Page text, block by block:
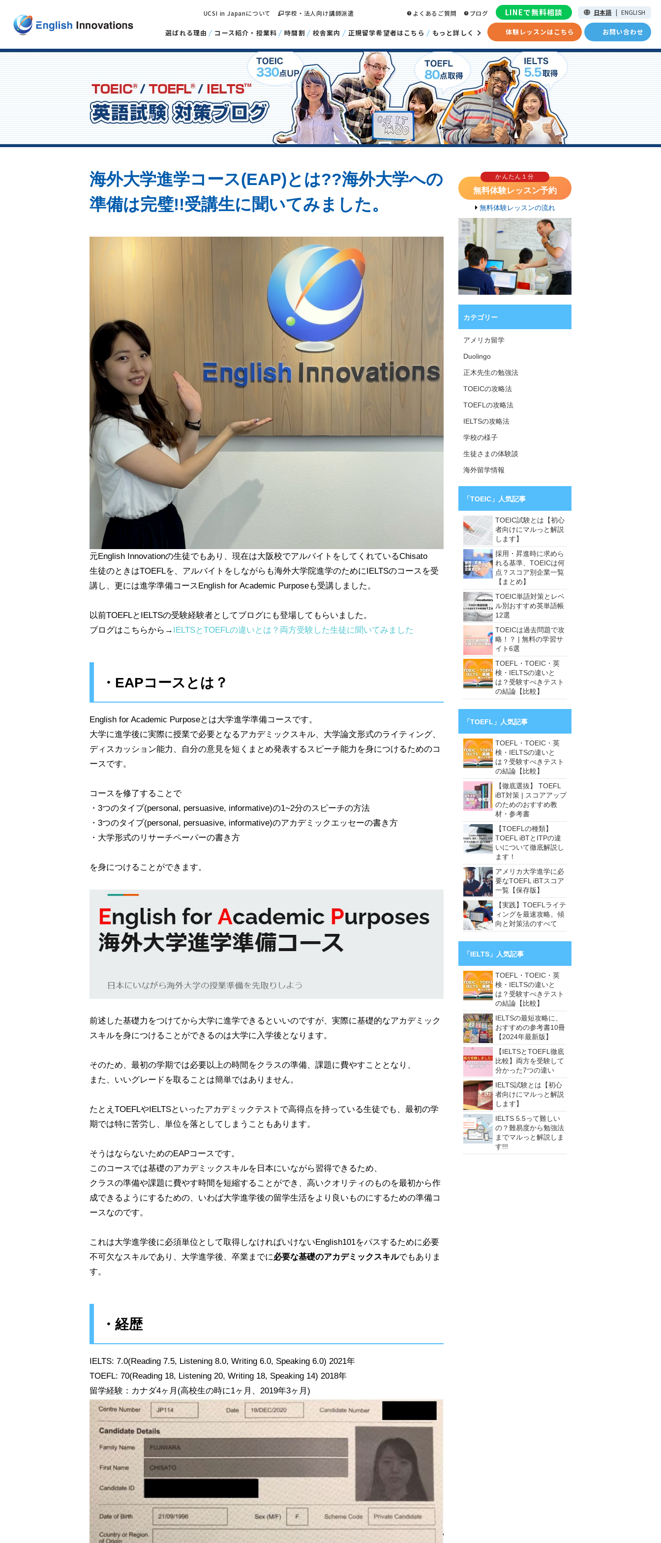
選ばれる理由 コース紹介・授業料 時間割 校舎案内 正規留学希望者はこちら もっと詳しく 体験レッスンはこちら お問い合わせ
UCSI in Japanについて 学校・法人向け講師派遣 よくあるご質問 ブログ LINEで無料相談 日本語 | ENGLISH
海外大学進学コース(EAP)とは??海外大学への
準備は完璧!!受講生に聞いてみました。
元English Innovationの生徒でもあり、現在は大阪校でアルバイトをしてくれているChisato
生徒のときはTOEFLを、アルバイトをしながらも海外大学院進学のためにIELTSのコースを受
講し、更には進学準備コースEnglish for Academic Purposeも受講しました。
以前TOEFLとIELTSの受験経験者としてブログにも登場してもらいました。
ブログはこちらから→ IELTSとTOEFLの違いとは？両方受験した生徒に聞いてみました
・EAPコースとは？
English for Academic Purposeとは大学進学準備コースです。
大学に進学後に実際に授業で必要となるアカデミックスキル、大学論文形式のライティング、
ディスカッション能力、自分の意見を短くまとめ発表するスピーチ能力を身につけるためのコ
ースです。
コースを修了することで
・3つのタイプ(personal, persuasive, informative)の1~2分のスピーチの方法
・3つのタイプ(personal, persuasive, informative)のアカデミックエッセーの書き方
・大学形式のリサーチペーパーの書き方
を身につけることができます。
前述した基礎力をつけてから大学に進学できるといいのですが、実際に基礎的なアカデミック
スキルを身につけることができるのは大学に入学後となります。
そのため、最初の学期では必要以上の時間をクラスの準備、課題に費やすこととなり、
また、いいグレードを取ることは簡単ではありません。
たとえTOEFLやIELTSといったアカデミックテストで高得点を持っている生徒でも、最初の学
期では特に苦労し、単位を落としてしまうこともあります。
そうはならないためのEAPコースです。
このコースでは基礎のアカデミックスキルを日本にいながら習得できるため、
クラスの準備や課題に費やす時間を短縮することができ、高いクオリティのものを最初から作
成できるようにするための、いわば大学進学後の留学生活をより良いものにするための準備コ
ースなのです。
これは大学進学後に必須単位として取得しなければいけないEnglish101をパスするために必要
不可欠なスキルであり、大学進学後、卒業までに必要な基礎のアカデミックスキルでもありま
す。
・経歴
IELTS: 7.0(Reading 7.5, Listening 8.0, Writing 6.0, Speaking 6.0) 2021年
TOEFL: 70(Reading 18, Listening 20, Writing 18, Speaking 14) 2018年
留学経験：カナダ4ヶ月(高校生の時に1ヶ月、2019年3ヶ月)
かんたん１分
無料体験レッスン予約
無料体験レッスンの流れ
カテゴリー
アメリカ留学
Duolingo
正木先生の勉強法
TOEICの攻略法
TOEFLの攻略法
IELTSの攻略法
学校の様子
生徒さまの体験談
海外留学情報
「TOEIC」人気記事
TOEIC試験とは【初心
者向けにマルっと解説
します】
採用・昇進時に求めら
れる基準、TOEICは何
点？スコア別企業一覧
【まとめ】
TOEIC単語対策とレベ
ル別おすすめ英単語帳
12選
TOEICは過去問題で攻
略！？ | 無料の学習サ
イト6選
TOEFL・TOEIC・英
検・IELTSの違いと
は？受験すべきテスト
の結論【比較】
「TOEFL」人気記事
TOEFL・TOEIC・英
検・IELTSの違いと
は？受験すべきテスト
の結論【比較】
【徹底選抜】 TOEFL
iBT対策 | スコアアップ
のためのおすすめ教
材・参考書
【TOEFLの種類】
TOEFL iBTとITPの違
いについて徹底解説し
ます！
アメリカ大学進学に必
要なTOEFL iBTスコア
一覧【保存版】
【実践】TOEFLライテ
ィングを最速攻略。傾
向と対策法のすべて
「IELTS」人気記事
TOEFL・TOEIC・英
検・IELTSの違いと
は？受験すべきテスト
の結論【比較】
IELTSの最短攻略に、
おすすめの参考書10冊
【2024年最新版】
【IELTSとTOEFL徹底
比較】両方を受験して
分かった7つの違い
IELTS試験とは【初心
者向けにマルっと解説
します】
IELTS 5.5って難しい
の？難易度から勉強法
までマルっと解説しま
す!!!